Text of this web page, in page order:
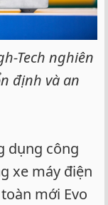
Tech nghiên
định và an
dụng công
xe máy điện
mới Evo